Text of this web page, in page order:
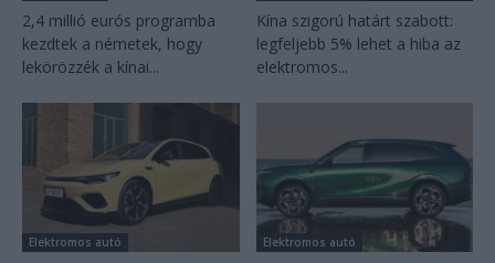
2,4 millió eurós programba
kezdtek a németek, hogy
lekörözzék a kínai...
Kína szigorú határt szabott:
legfeljebb 5% lehet a hiba az
elektromos...
Elektromos autó Elektromos autó